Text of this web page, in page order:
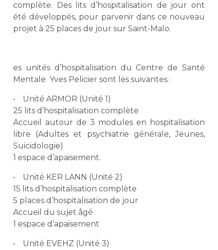
complète. Des lits d’hospitalisation de jour ont
été développés, pour parvenir dans ce nouveau
projet à 25 places de jour sur Saint-Malo.
es unités d’hospitalisation du Centre de Santé
Mentale Yves Pelicier sont les suivantes :
• Unité ARMOR (Unité 1)
25 lits d’hospitalisation complète
Accueil autour de 3 modules en hospitalisation
libre (Adultes et psychiatrie générale, Jeunes,
Suicidologie)
1 espace d’apaisement.
• Unité KER LANN (Unité 2)
15 lits d’hospitalisation complète
5 places d’hospitalisation de jour
Accueil du sujet âgé
1 espace d’apaisement
• Unité EVEHZ (Unité 3)